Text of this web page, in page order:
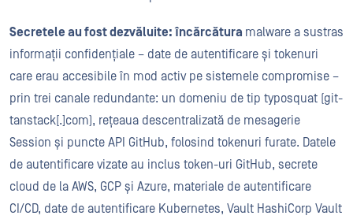
Secretele au fost dezvăluite: încărcătura malware a sustras
informații confidențiale – date de autentificare și tokenuri
care erau accesibile în mod activ pe sistemele compromise –
prin trei canale redundante: un domeniu de tip typosquat (git-
tanstack[.]com), rețeaua descentralizată de mesagerie
Session și puncte API GitHub, folosind tokenuri furate. Datele
de autentificare vizate au inclus token-uri GitHub, secrete
cloud de la AWS, GCP și Azure, materiale de autentificare
CI/CD, date de autentificare Kubernetes, Vault HashiCorp Vault